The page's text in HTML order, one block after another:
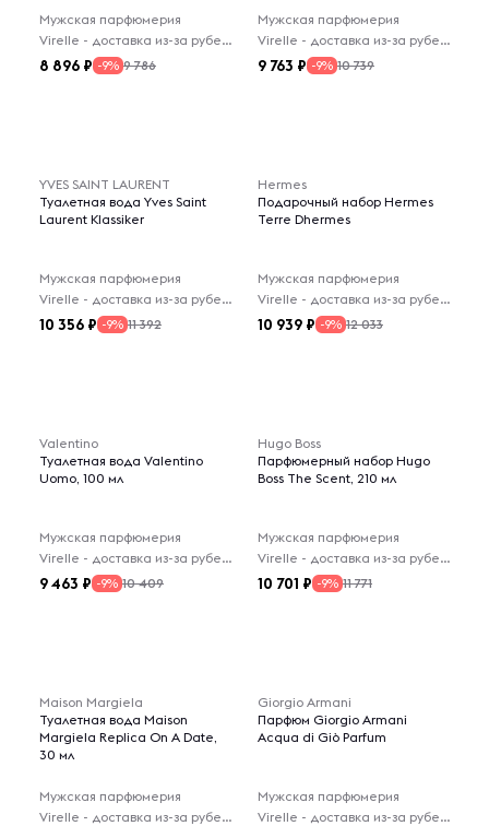
Мужская парфюмерия
Virelle - доставка из-за рубежа
8 896 -9% 9 786
Мужская парфюмерия
Virelle - доставка из-за рубежа
9 763 -9% 10 739
YVES SAINT LAURENT
Туалетная вода Yves Saint
Laurent Klassiker
Мужская парфюмерия
Virelle - доставка из-за рубежа
10 356 -9% 11 392
Hermes
Подарочный набор Hermes
Terre Dhermes
Мужская парфюмерия
Virelle - доставка из-за рубежа
10 939 -9% 12 033
Valentino
Туалетная вода Valentino
Uomo, 100 мл
Мужская парфюмерия
Virelle - доставка из-за рубежа
9 463 -9% 10 409
Hugo Boss
Парфюмерный набор Hugo
Boss The Scent, 210 мл
Мужская парфюмерия
Virelle - доставка из-за рубежа
10 701 -9% 11 771
Maison Margiela
Туалетная вода Maison
Margiela Replica On A Date,
30 мл
Мужская парфюмерия
Virelle - доставка из-за рубежа
Giorgio Armani
Парфюм Giorgio Armani
Acqua di Giò Parfum
Мужская парфюмерия
Virelle - доставка из-за рубежа